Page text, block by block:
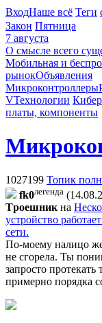
ВходНаше всё Теги
Закон Пятница
7 августа
О смысле всего
Мобильная и
рынокОбъявления
Микроконтроллеры
VТехнологии
платы, компоненты
1027199 Топик
fk0легенда
Tpoeшник на
устройство
сети.
По-моему налицо
не сгорела. Ты
запросто
примерно порядка